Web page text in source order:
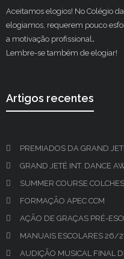
Aceitamos elogios! No Colégio
elogiamos, requerem pouco
a motivação profissional.
Lembre-se também de elogiar!
Artigos recentes
PREMIADOS DA GRAND
GRAND JETÉ INT. DANCE
SUMMER COURSE
FORMAÇÃO APEC CCM
AÇÃO DE GRAÇAS PRÉ-
MANUAIS ESCOLARES 26/
AUDIÇÃO MUSICAL FINAL